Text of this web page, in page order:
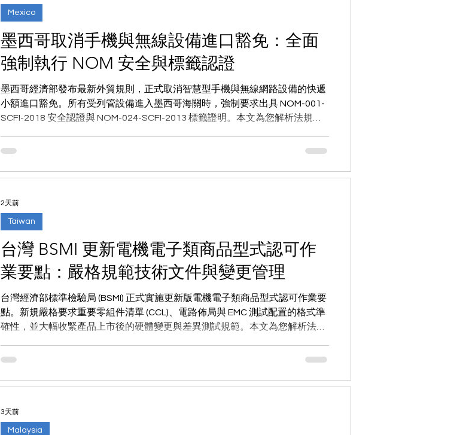
墨西哥取消手機與無線設備進口豁免：全面
強制執行 NOM 安全與標籤認證
墨西哥經濟部發布最新外貿規則，正式取消智慧型手機與無線網路設備的快遞
小額進口豁免。所有受列管設備進入墨西哥海關時，強制要求出具 NOM-001-
SCFI-2018 安全認證與 NOM-024-SCFI-2013 標籤證明。本文為您解析法規變
Mexico
台灣 BSMI 更新電機電子類商品型式認可作
業要點：嚴格規範技術文件與變更管理
台灣經濟部標準檢驗局 (BSMI) 正式實施更新版電機電子類商品型式認可作業要
點。新規嚴格要求重要零組件清單 (CCL)、電路佈局與 EMC 測試配置的格式準
確性，並大幅收緊產品上市後的硬體變更與差異測試規範。本文為您解析法規
Taiwan
2天前
Malaysia
3天前